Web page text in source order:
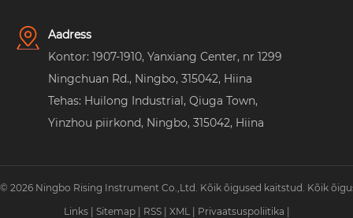
Aadress
Kontor: 1907-1910, Yanxiang Center, nr 1299
Ningchuan Rd., Ningbo, 315042, Hiina
Tehas: Huilong Industrial, Qiuga Town,
Yinzhou piirkond, Ningbo, 315042, Hiina
2026 Ningbo Rising Instrument Co.,Ltd. Kõik õigused kaitstud. Kõik
Links
Sitemap RSS XML Privaatsuspoliitika